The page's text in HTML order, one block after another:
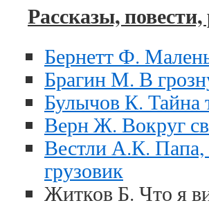
Рассказы,
Бернетт Ф.
Брагин М. В
Булычов К. Тайна
Верн Ж. Вокруг
Вестли А.К. Папа,
грузовик
Житков Б. Что я